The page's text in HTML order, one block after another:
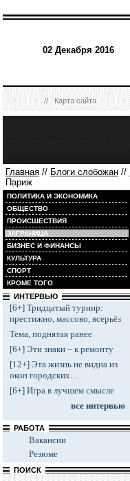
02 Декабря 2016
//Карта сайта
Главная // Блоги слобожан //
Париж
ПОЛИТИКА И ЭКОНОМИКА
ОБЩЕСТВО
ПРОИСШЕСТВИЯ
ЗАГРАНИЦА
БИЗНЕС И ФИНАНСЫ
КУЛЬТУРА
СПОРТ
КРОМЕ ТОГО
ИНТЕРВЬЮ
[6+] Тридцатый турнир:
престижно, массово, всерьёз
Тема, поднятая ранее
[6+] Эти знаки – к ремонту
[12+] Эта жизнь не видна из
окон городских…
[6+] Игра в лучшем смысле
все интервью
РАБОТА
Вакансии
Резюме
ПОИСК